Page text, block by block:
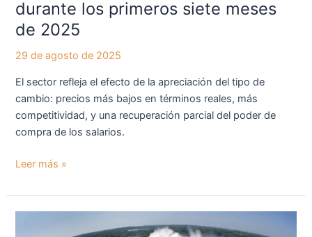
durante los primeros siete meses
de 2025
29 de agosto de 2025
El sector refleja el efecto de la apreciación del tipo de
cambio: precios más bajos en términos reales, más
competitividad, y una recuperación parcial del poder de
compra de los salarios.
siete
meses
2025
Leer más »